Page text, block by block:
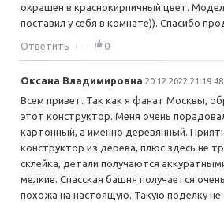
окрашен в краснокирпичный цвет.
поставил у себя в комнате)). Спасибо
Ответить 0
Оксана Владимировна 20.12.2022 21:19:48
Всем привет. Так как я фанат Москвы,
этот конструктор. Меня очень
картонный, а именно деревянный.
конструктор из дерева, плюс здесь не
склейка, детали получаются
мелкие. Спасская башня получается
похожа на настоящую. Такую поделку не